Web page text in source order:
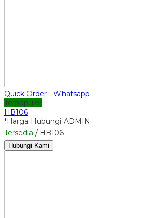
Quick Order - Whatsapp -
Terpopuler
HB106
*Harga Hubungi ADMIN
Tersedia / HB106
Hubungi Kami